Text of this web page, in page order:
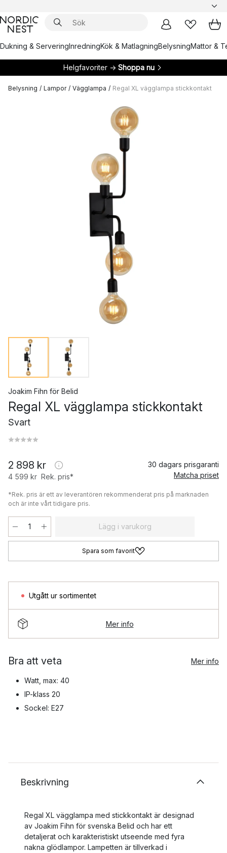
Dukning & ServeringInredningKök & MatlagningBelysningMattor &
Helgfavoriter → Shoppa nu
Belysning / Lampor / Vägglampa / Regal XL vägglampa stickkontakt
Joakim Fihn för Belid
Regal XL vägglampa stickkontakt
Svart
2 898 kr
4 599 kr Rek. pris*
30 dagars prisgaranti
Matcha priset
*Rek. pris är ett av leverantören rekommenderat pris på marknaden
och är inte vårt tidigare pris.
Lägg i varukorg
Spara som favorit
Utgått ur sortimentet
Mer info
Bra att veta Mer info
Watt, max: 40
IP-klass 20
Sockel: E27
Beskrivning
Regal XL vägglampa med stickkontakt är designad
av Joakim Fihn för svenska Belid och har ett
detaljerat och karakteristiskt utseende med fyra
nakna glödlampor. Lampetten är tillverkad i